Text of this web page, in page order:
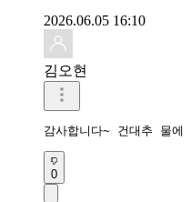
2026.06.05 16:10
김오현
감사합니다~ 건대추 물
0